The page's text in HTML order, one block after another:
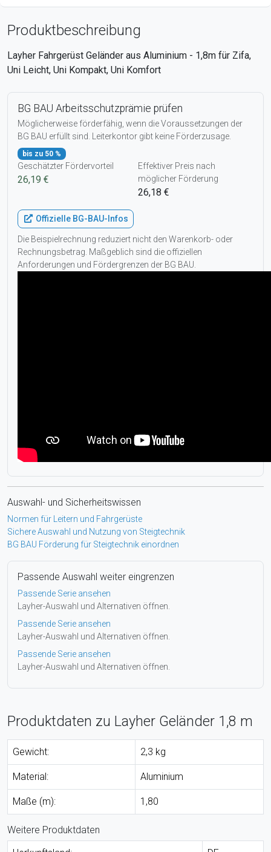
Produktbeschreibung
Layher Fahrgerüst Geländer aus Aluminium - 1,8m für Zifa,
Uni Leicht, Uni Kompakt, Uni Komfort
BG BAU Arbeitsschutzprämie prüfen
Möglicherweise förderfähig, wenn die Voraussetzungen der
BG BAU erfüllt sind. Leiterkontor gibt keine Förderzusage.
bis zu 50 %
Geschätzter Fördervorteil
26,19 €
Effektiver Preis nach
möglicher Förderung
26,18 €
Offizielle BG-BAU-Infos
Die Beispielrechnung reduziert nicht den Warenkorb- oder
Rechnungsbetrag. Maßgeblich sind die offiziellen
Anforderungen und Fördergrenzen der BG BAU.
Auswahl- und Sicherheitswissen
Normen für Leitern und Fahrgerüste
Sichere Auswahl und Nutzung von Steigtechnik
BG BAU Förderung für Steigtechnik einordnen
Passende Auswahl weiter eingrenzen
Passende Serie ansehen
Layher-Auswahl und Alternativen öffnen.
Passende Serie ansehen
Layher-Auswahl und Alternativen öffnen.
Passende Serie ansehen
Layher-Auswahl und Alternativen öffnen.
Produktdaten zu Layher Geländer 1,8 m
Gewicht: 2,3 kg
Material: Aluminium
Maße (m): 1,80
Weitere Produktdaten